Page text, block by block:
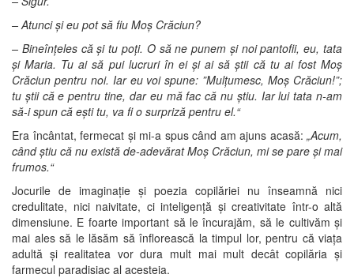
– Atunci și eu pot să fiu Moș Crăciun?
– Bineînțeles că și tu poți. O să ne punem și noi pantofii, eu, tata
și Maria. Tu ai să pui lucruri în ei și ai să știi că tu ai fost Moș
Crăciun pentru noi. Iar eu voi spune: ”Mulțumesc, Moș Crăciun!”;
tu știi că e pentru tine, dar eu mă fac că nu știu. Iar lui tata n-am
să-i spun că ești tu, va fi o surpriză pentru el.“
Era încântat, fermecat și mi-a spus când am ajuns acasă: „Acum,
când știu că nu există de-adevărat Moș Crăciun, mi se pare și mai
frumos.“
Jocurile de imaginație și poezia copilăriei nu înseamnă nici
credulitate, nici naivitate, ci inteligență și creativitate într-o altă
dimensiune. E foarte important să le încurajăm, să le cultivăm și
mai ales să le lăsăm să înflorească la timpul lor, pentru că viața
adultă și realitatea vor dura mult mai mult decât copilăria și
farmecul paradisiac al acesteia.